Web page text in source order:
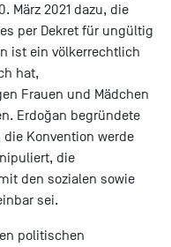
März 2021 dazu, die
per Dekret für ungültig
ist ein völkerrechtlich
hat,
Frauen und Mädchen
Erdoğan begründete
Konvention werde
die
den sozialen sowie
sei.
politischen